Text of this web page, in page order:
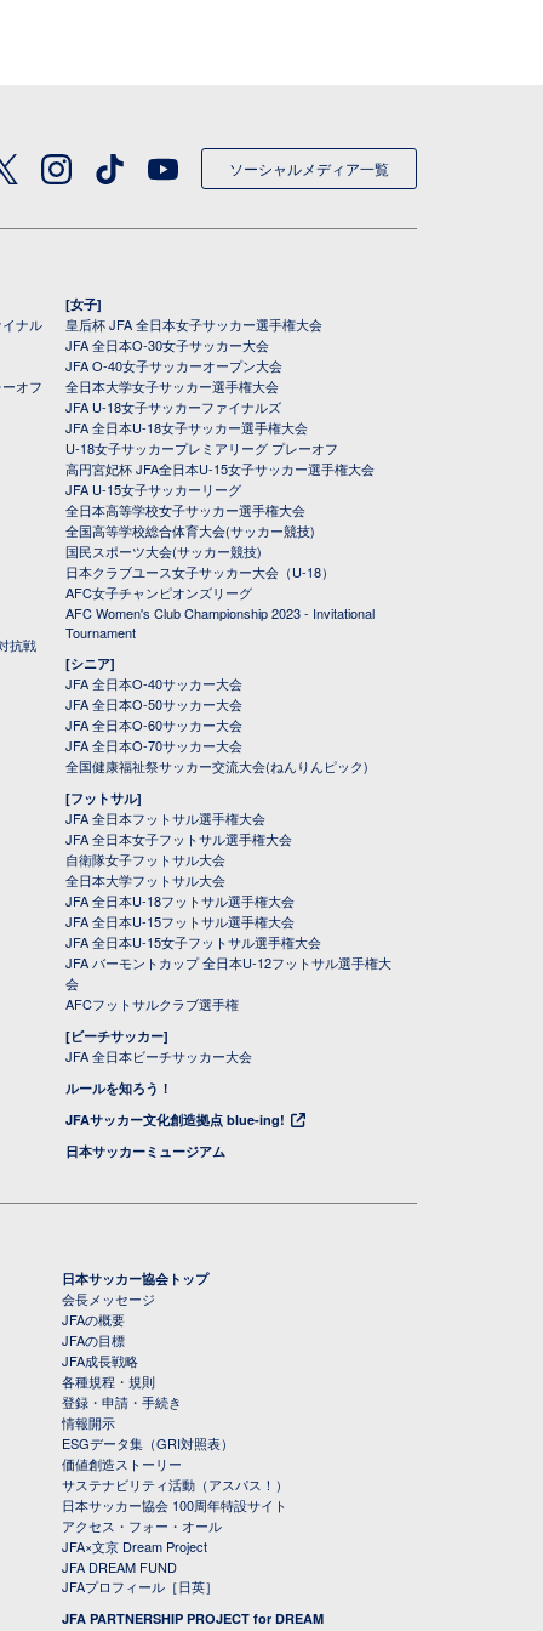
ソーシャルメディア一覧
ナル
オフ
抗戦
[女子]
皇后杯 JFA 全日本女子サッカー選手権大会
JFA 全日本O-30女子サッカー大会
JFA O-40女子サッカーオープン大会
全日本大学女子サッカー選手権大会
JFA U-18女子サッカーファイナルズ
JFA 全日本U-18女子サッカー選手権大会
U-18女子サッカープレミアリーグ プレーオフ
高円宮妃杯 JFA全日本U-15女子サッカー選手権大会
JFA U-15女子サッカーリーグ
全日本高等学校女子サッカー選手権大会
全国高等学校総合体育大会(サッカー競技)
国民スポーツ大会(サッカー競技)
日本クラブユース女子サッカー大会（U-18）
AFC女子チャンピオンズリーグ
AFC Women's Club Championship 2023 - Invitational
Tournament
[シニア]
JFA 全日本O-40サッカー大会
JFA 全日本O-50サッカー大会
JFA 全日本O-60サッカー大会
JFA 全日本O-70サッカー大会
全国健康福祉祭サッカー交流大会(ねんりんピック)
[フットサル]
JFA 全日本フットサル選手権大会
JFA 全日本女子フットサル選手権大会
自衛隊女子フットサル大会
全日本大学フットサル大会
JFA 全日本U-18フットサル選手権大会
JFA 全日本U-15フットサル選手権大会
JFA 全日本U-15女子フットサル選手権大会
JFA バーモントカップ 全日本U-12フットサル選手権大
会
AFCフットサルクラブ選手権
[ビーチサッカー]
JFA 全日本ビーチサッカー大会
ルールを知ろう！
JFAサッカー文化創造拠点 blue-ing!
日本サッカーミュージアム
日本サッカー協会トップ
会長メッセージ
JFAの概要
JFAの目標
JFA成長戦略
各種規程・規則
登録・申請・手続き
情報開示
ESGデータ集（GRI対照表）
価値創造ストーリー
サステナビリティ活動（アスパス！）
日本サッカー協会 100周年特設サイト
アクセス・フォー・オール
JFA×文京 Dream Project
JFA DREAM FUND
JFAプロフィール［日英］
JFA PARTNERSHIP PROJECT for DREAM